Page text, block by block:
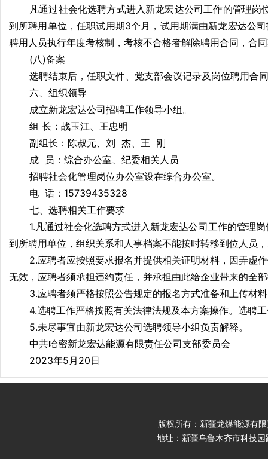
凡通过社会化选聘方式进入新龙宏达公司工作的管理
到所聘用单位，任职试用期3个月，试用期满由新龙宏达公
聘用人员执行年度考核制，考核不合格者解除聘用合同，合
(八)备案
选聘结束后，任职文件、党支部会议记录及岗位聘用合
六、组织领导
成立新龙宏达公司招聘工作领导小组。
组 长：战玉江、王忠明
副组长：陈叔元、刘 杰、王 刚
成 员：综合办公室、纪委相关人员
招聘社会化管理岗位办公室设在综合办公室。
电 话：15739435328
七、选聘相关工作要求
1.凡通过社会化选聘方式进入新龙宏达公司工作的管理
到所聘用单位，组织关系和人事档案不能按时转移到位人员
2.应聘者应按照要求报名并提供相关证明材料，因弄虚
无效，应聘者须承担违约责任，并承担由此给企业带来的全
3.应聘者须严格按照公告规定的报名方式准备和上传材
4.选聘工作严格按照有关法律法规及本方案操作。选聘
5.未尽事宜由新龙宏达公司选聘领导小组负责解释。
中共哈密新龙宏达能源有限责任公司支部委员会
2023年5月20日
版权所有：新疆龙煤能源有限
地址：新疆乌鲁木齐市科技